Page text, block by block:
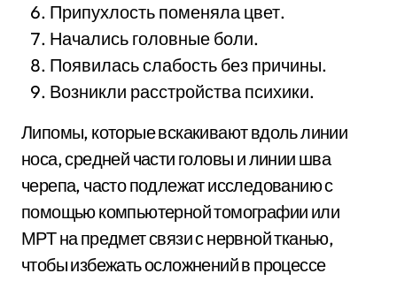
Припухлость поменяла цвет.
Начались головные боли.
Появилась слабость без причины.
Возникли расстройства психики.
Липомы, которые вскакивают вдоль линии
носа, средней части головы и линии шва
черепа, часто подлежат исследованию с
помощью компьютерной томографии или
МРТ на предмет связи с нервной тканью,
чтобы избежать осложнений в процессе